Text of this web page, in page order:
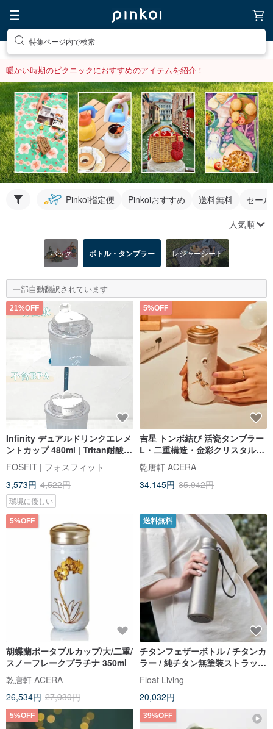
特集ページ内で検索
暖かい時期のピクニックにおすすめのアイテムを紹介！
Pinkoi指定便 Pinkoiおすすめ 送料無料 セー
人気順
バッグ ボトル・タンブラー レジャーシート
一部自動翻訳されています
21%OFF
Infinity デュアルドリンクエレメ
ントカップ 480ml | Tritan耐酸・
耐熱、1つの蓋で2WAY、ストラ
ップ付き
FOSFIT | フォスフィット
3,573円 4,522円
環境に優しい
5%OFF
吉星 トンボ結び 活瓷タンブラー
L・二重構造・金彩クリスタル
330ml 全 2 色
乾唐軒 ACERA
34,145円 35,942円
5%OFF
胡蝶蘭ポータブルカップ/大/二重/
スノーフレークプラチナ 350ml
乾唐軒 ACERA
26,534円 27,930円
送料無料
チタンフェザーボトル / チタンカ
ラー / 純チタン無塗装ストラップ
付き魔法瓶水筒800ml
Float Living
20,032円
5%OFF 39%OFF